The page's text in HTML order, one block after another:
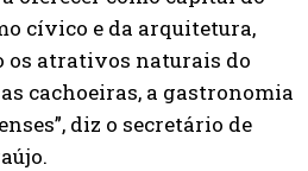
cívico e da arquitetura,
os atrativos naturais do
cachoeiras, a gastronomia
diz o secretário de